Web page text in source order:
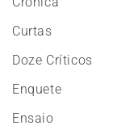
Curtas
Doze Críticos
Enquete
Ensaio